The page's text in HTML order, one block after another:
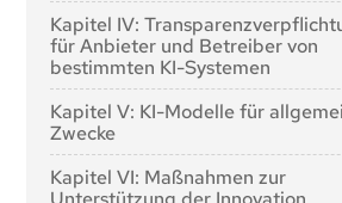
Abschnitt 1: Einstufung von KI-
hochriskant
Artikel 6: Klassifizierungsregeln
hohem Risiko
Artikel 7: Änderungen des
Abschnitt 2: Anforderungen an
Systeme
Kapitel IV:
für Anbieter und Betreiber von
bestimmten KI-Systemen
Artikel 50:
und Betreiber von bestimmten KI-
Kapitel V: KI-Modelle für
Zwecke
Abschnitt 1: Einstufungsregeln
Kapitel VI: Maßnahmen zur